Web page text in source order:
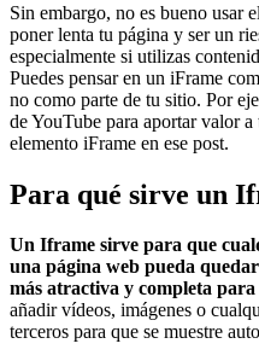
Sin embargo, no es bueno usar
poner lenta tu página y ser un
especialmente si utilizas
Puedes pensar en un iFrame
no como parte de tu sitio. Por
de YouTube para aportar valor
elemento iFrame en ese post.
Para qué sirve un
Un Iframe sirve para que
una página web pueda
más atractiva y completa
añadir vídeos, imágenes o
terceros para que se muestre